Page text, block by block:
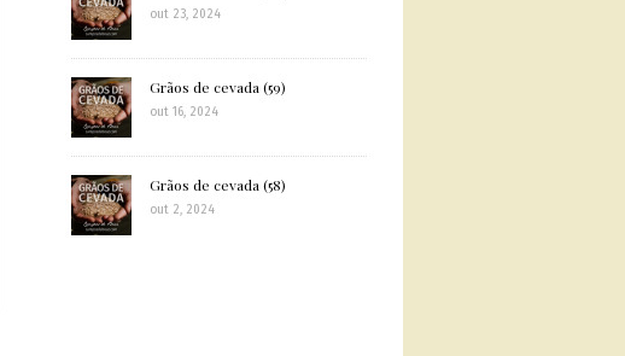
out 23, 2024
Grãos de cevada (59)
out 16, 2024
Grãos de cevada (58)
out 2, 2024